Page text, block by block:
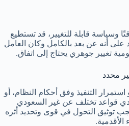
وسياسة قابلة للتغيير، قد تستطيع
على أنه عن بعد بالكامل وكان العامل
تغيير جوهري يحتاج إلى اتفاق.
محدد
التنفيذ وفق أحكام النظام، أو
قواعد تختلف عن غير السعودي
توثيق التحول في قوى وتحديد أثره
الأقدمية.